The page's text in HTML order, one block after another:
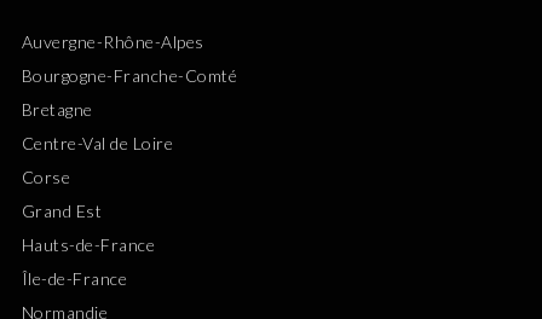
Auvergne-Rhône-Alpes
Bourgogne-Franche-Comté
Bretagne
Centre-Val de Loire
Corse
Grand Est
Hauts-de-France
Île-de-France
Normandie